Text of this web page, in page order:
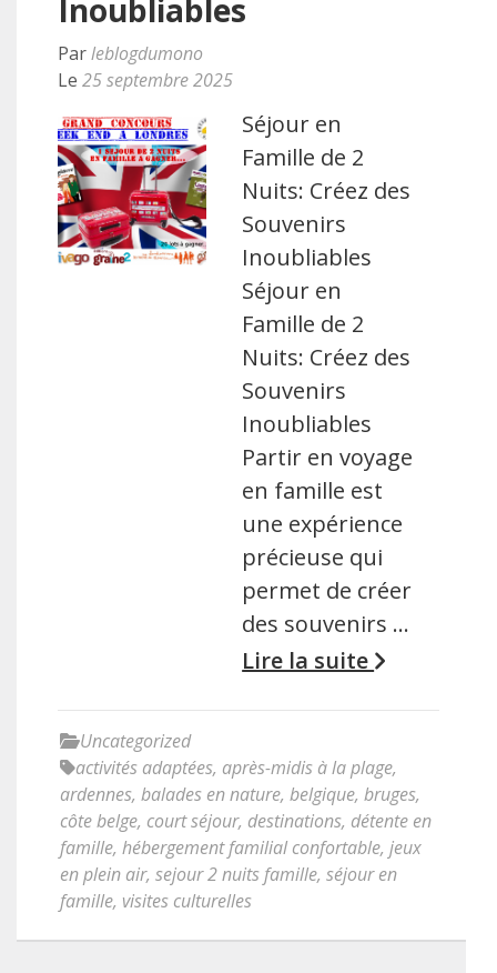
Inoubliables
Parleblogdumono
Le 25 septembre 2025
Séjour en
Famille de 2
Nuits: Créez des
Souvenirs
Inoubliables
Séjour en
Famille de 2
Nuits: Créez des
Souvenirs
Inoubliables
Partir en voyage
en famille est
une expérience
précieuse qui
permet de créer
des souvenirs …
Lire la suite
Uncategorized
activités adaptées, après-midis à la plage,
ardennes, balades en nature, belgique, bruges,
côte belge, court séjour, destinations, détente en
famille, hébergement familial confortable, jeux
en plein air, sejour 2 nuits famille, séjour en
famille, visites culturelles